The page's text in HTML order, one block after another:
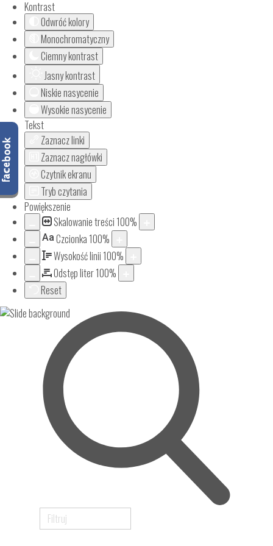
Kontrast
Odwróć kolory
Monochromatyczny
Ciemny kontrast
Jasny kontrast
Niskie nasycenie
Wysokie nasycenie
Tekst
Zaznacz linki
Zaznacz nagłówki
Czytnik ekranu
Tryb czytania
Powiększenie
Skalowanie treści 100%
Aa Czcionka 100%
Wysokość linii 100%
Odstęp liter100%
Reset